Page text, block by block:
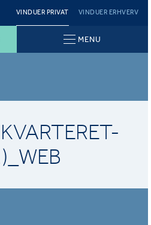
VINDUER PRIVAT VINDUER ERHVERV
MENU